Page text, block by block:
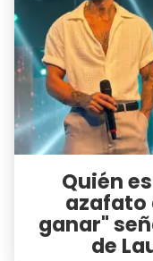
Quién
azafato
ganar"
de